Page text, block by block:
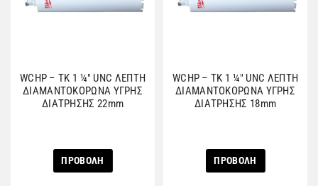
WCHP – TK 1 ¼″ UNC ΛΕΠΤΗ
ΔΙΑΜΑΝΤΟΚΟΡΩΝΑ ΥΓΡΗΣ
ΔΙΑΤΡΗΣΗΣ 22mm
ΠΡΟΒΟΛΗ
WCHP – TK 1 ¼″ UNC ΛΕΠΤΗ
ΔΙΑΜΑΝΤΟΚΟΡΩΝΑ ΥΓΡΗΣ
ΔΙΑΤΡΗΣΗΣ 18mm
ΠΡΟΒΟΛΗ